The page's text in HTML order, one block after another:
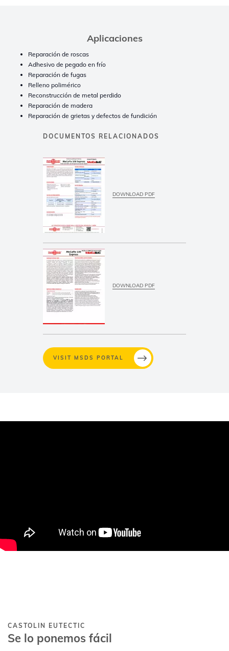
Aplicaciones
Reparación de roscas
Adhesivo de pegado en frío
Reparación de fugas
Relleno polimérico
Reconstrucción de metal perdido
Reparación de madera
Reparación de grietas y defectos de fundición
DOCUMENTOS RELACIONADOS
DOWNLOAD PDF
DOWNLOAD PDF
VISIT MSDS PORTAL
CASTOLIN EUTECTIC
Se lo ponemos fácil